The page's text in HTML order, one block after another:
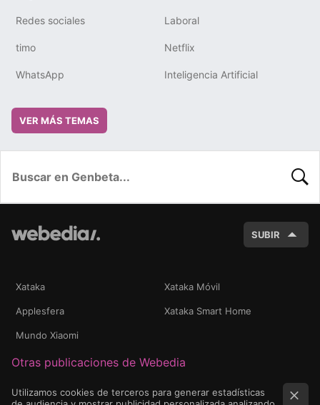
Redes sociales Laboral
timo Netflix
WhatsApp Inteligencia Artificial
VER MÁS TEMAS
SUBIR
Xataka Xataka Móvil
Applesfera Xataka Smart Home
Mundo Xiaomi
Otras publicaciones de Webedia
Utilizamos cookies de terceros para generar estadísticas